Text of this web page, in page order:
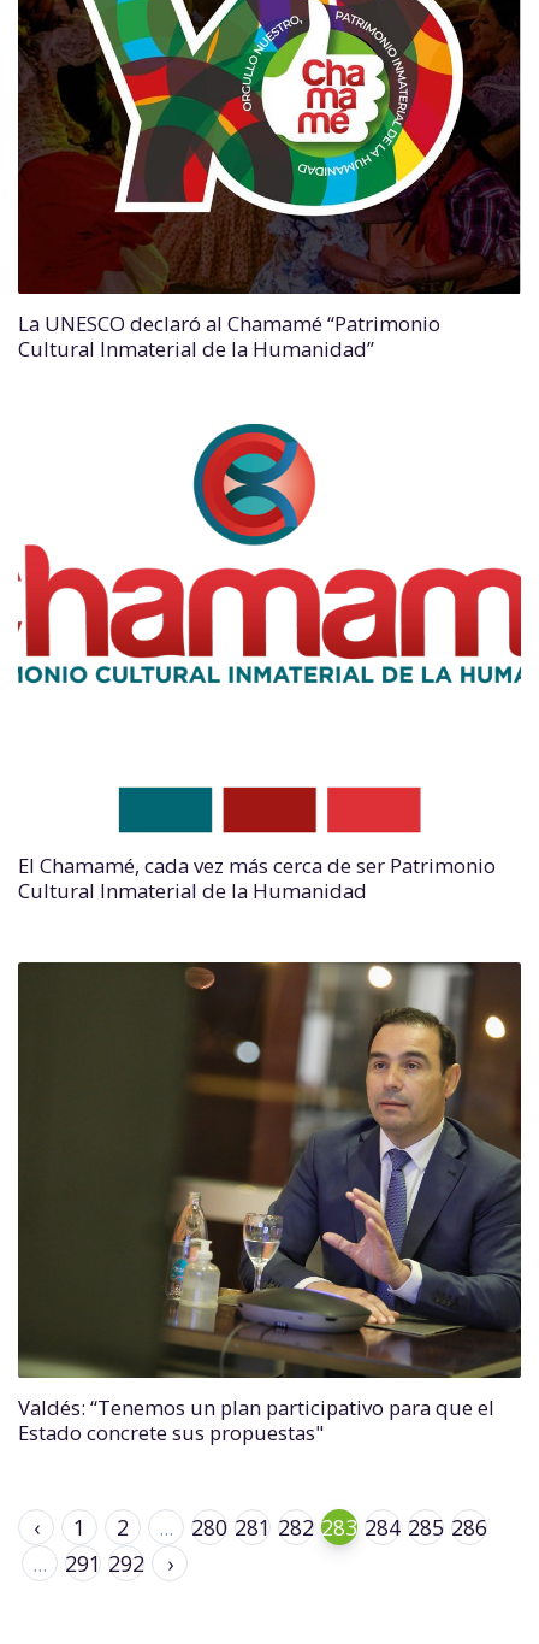
La UNESCO declaró al Chamamé “Patrimonio
Cultural Inmaterial de la Humanidad”
El Chamamé, cada vez más cerca de ser Patrimonio
Cultural Inmaterial de la Humanidad
Valdés: “Tenemos un plan participativo para que el
Estado concrete sus propuestas"
‹ 1 2 ... 280 281 282 283 284 285 286
...
291 292 ›